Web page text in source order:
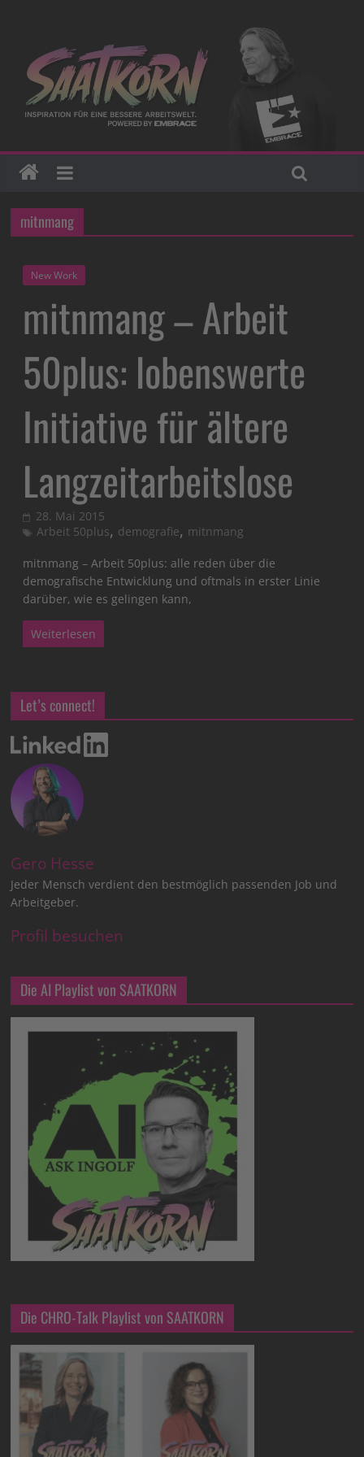
mitnmang
New Work
mitnmang – Arbeit
50plus: lobenswerte
Initiative für ältere
Langzeitarbeitslose
28. Mai 2015
Arbeit 50plus, demografie, mitnmang
mitnmang – Arbeit 50plus: alle reden über die
demografische Entwicklung und oftmals in erster Linie
darüber, wie es gelingen kann,
Weiterlesen
Let’s connect!
Gero Hesse
Jeder Mensch verdient den bestmöglich passenden Job und
Arbeitgeber.
Profil besuchen
Die AI Playlist von SAATKORN
Die CHRO-Talk Playlist von SAATKORN